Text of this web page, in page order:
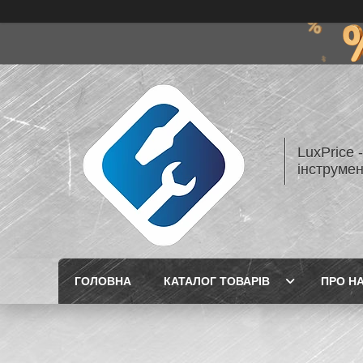
LuxPrice
ГОЛОВНА КАТАЛОГ ТОВАРІВ ПРО